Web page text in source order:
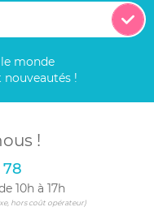
monde
nouveautés !
!
78
10h à 17h
hors coût opérateur)